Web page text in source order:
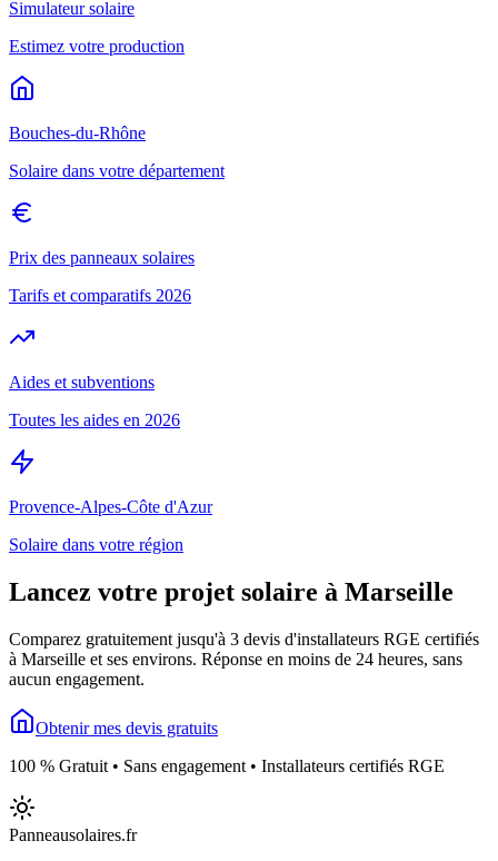
Simulateur solaire
Estimez votre production
Bouches-du-Rhône
Solaire dans votre département
Prix des panneaux solaires
Tarifs et comparatifs 2026
Aides et subventions
Toutes les aides en 2026
Provence-Alpes-Côte d'Azur
Solaire dans votre région
Lancez votre projet solaire à Marseille
Comparez gratuitement jusqu'à 3 devis d'installateurs RGE certifiés
à Marseille et ses environs. Réponse en moins de 24 heures, sans
aucun engagement.
Obtenir mes devis gratuits
100 % Gratuit • Sans engagement • Installateurs certifiés RGE
Panneausolaires.fr